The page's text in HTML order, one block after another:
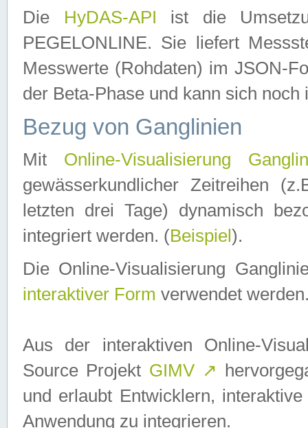
Die HyDAS-API ist die
PEGELONLINE. Sie liefert
Messwerte (Rohdaten) im JSON-
der Beta-Phase und kann sich noch
Bezug von Ganglinien
Mit Online-Visualisierung
gewässerkundlicher Zeitreihen
letzten drei Tage) dynamisch
integriert werden. (Beispiel ).
Die Online-Visualisierung
interaktiver Form verwendet
Aus der interaktiven Online-
Source Projekt GIMV ↗
und erlaubt Entwicklern,
Anwendung zu integrieren.